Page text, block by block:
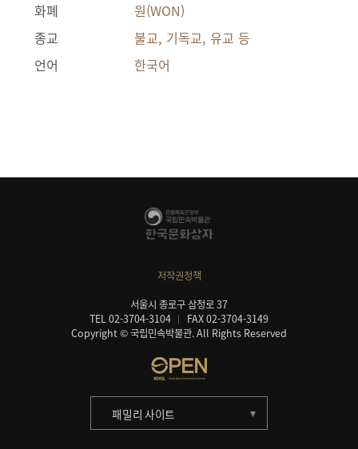
화폐
원(WON)
종교
불교, 기독교, 유교 등
언어
한국어
저작권정책
서울시 종로구 삼청로 37
TEL 02-3704-3104
FAX 02-3704-3149
Copyright © 국립민속박물관. All Rights Reserved
패밀리 사이트